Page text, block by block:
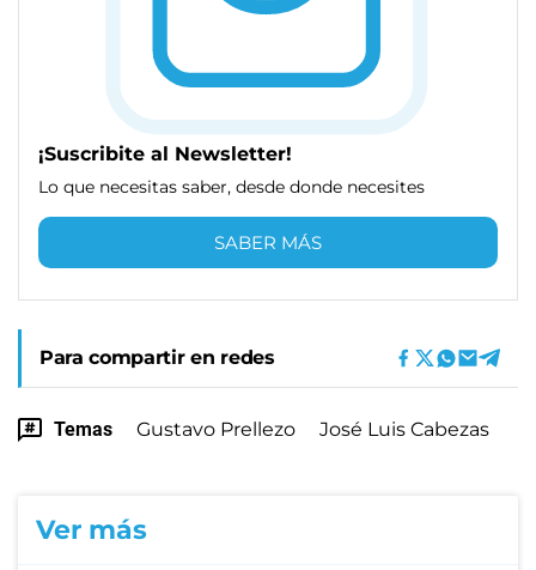
¡Suscribite al Newsletter!
Lo que necesitas saber, desde donde necesites
SABER MÁS
Para compartir en redes
Temas Gustavo Prellezo José Luis Cabezas
Ver más